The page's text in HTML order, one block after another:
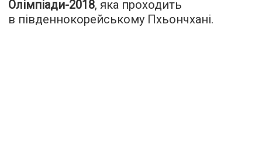
Олімпіади-2018, яка проходить
в південнокорейському Пхьончхані.